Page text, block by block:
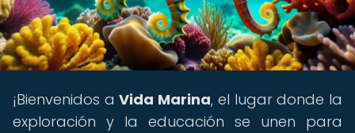
¡Bienvenidos aVida Marina, el lugar donde la
exploración y la educación se unen para